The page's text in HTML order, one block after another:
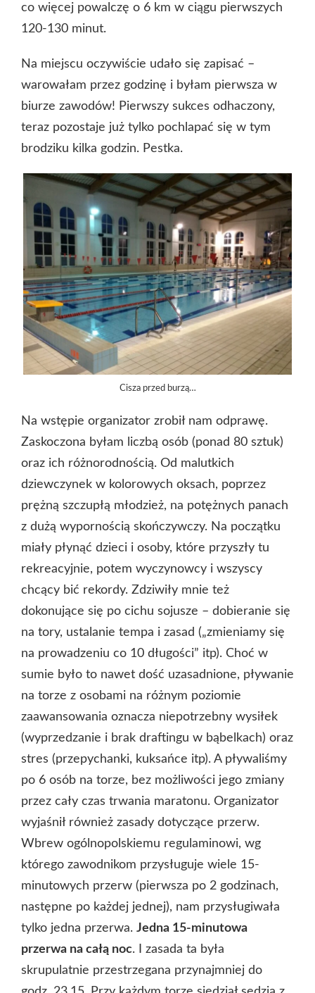
co więcej powalczę o 6 km w ciągu pierwszych
120-130 minut.
Na miejscu oczywiście udało się zapisać –
warowałam przez godzinę i byłam pierwsza w
biurze zawodów! Pierwszy sukces odhaczony,
teraz pozostaje już tylko pochlapać się w tym
brodziku kilka godzin. Pestka.
Cisza przed burzą…
Na wstępie organizator zrobił nam odprawę.
Zaskoczona byłam liczbą osób (ponad 80 sztuk)
oraz ich różnorodnością. Od malutkich
dziewczynek w kolorowych oksach, poprzez
prężną szczupłą młodzież, na potężnych panach
z dużą wypornością skończywczy. Na początku
miały płynąć dzieci i osoby, które przyszły tu
rekreacyjnie, potem wyczynowcy i wszyscy
chcący bić rekordy. Zdziwiły mnie też
dokonujące się po cichu sojusze – dobieranie się
na tory, ustalanie tempa i zasad („zmieniamy się
na prowadzeniu co 10 długości” itp). Choć w
sumie było to nawet dość uzasadnione, pływanie
na torze z osobami na różnym poziomie
zaawansowania oznacza niepotrzebny wysiłek
(wyprzedzanie i brak draftingu w bąbelkach) oraz
stres (przepychanki, kuksańce itp). A pływaliśmy
po 6 osób na torze, bez możliwości jego zmiany
przez cały czas trwania maratonu. Organizator
wyjaśnił również zasady dotyczące przerw.
Wbrew ogólnopolskiemu regulaminowi, wg
którego zawodnikom przysługuje wiele 15-
minutowych przerw (pierwsza po 2 godzinach,
następne po każdej jednej), nam przysługiwała
tylko jedna przerwa. Jedna 15-minutowa
przerwa na całą noc. I zasada ta była
skrupulatnie przestrzegana przynajmniej do